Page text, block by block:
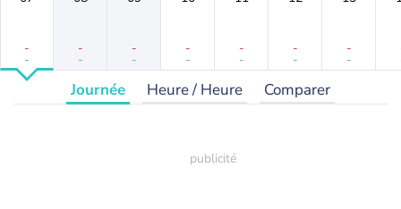
-
-
-
-
-
-
-
-
-
-
-
-
-
-
Journée Heure / Heure Comparer